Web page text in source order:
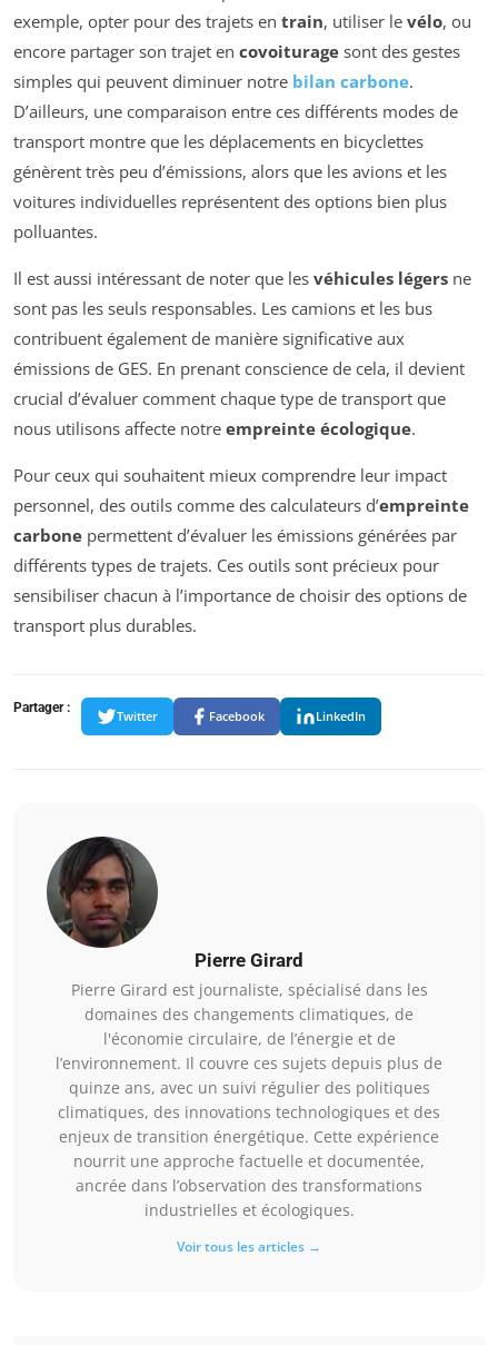
exemple, opter pour des trajets en train, utiliser le vélo, ou
encore partager son trajet en covoiturage sont des gestes
simples qui peuvent diminuer notre bilan carbone.
D’ailleurs, une comparaison entre ces différents modes de
transport montre que les déplacements en bicyclettes
génèrent très peu d’émissions, alors que les avions et les
voitures individuelles représentent des options bien plus
polluantes.
Il est aussi intéressant de noter que les véhicules légers ne
sont pas les seuls responsables. Les camions et les bus
contribuent également de manière significative aux
émissions de GES. En prenant conscience de cela, il devient
crucial d’évaluer comment chaque type de transport que
nous utilisons affecte notre empreinte écologique.
Pour ceux qui souhaitent mieux comprendre leur impact
personnel, des outils comme des calculateurs d’empreinte
carbone permettent d’évaluer les émissions générées par
différents types de trajets. Ces outils sont précieux pour
sensibiliser chacun à l’importance de choisir des options de
transport plus durables.
Partager :
Twitter Facebook LinkedIn
Pierre Girard
Pierre Girard est journaliste, spécialisé dans les
domaines des changements climatiques, de
l'économie circulaire, de l’énergie et de
l’environnement. Il couvre ces sujets depuis plus de
quinze ans, avec un suivi régulier des politiques
climatiques, des innovations technologiques et des
enjeux de transition énergétique. Cette expérience
nourrit une approche factuelle et documentée,
ancrée dans l’observation des transformations
industrielles et écologiques.
Voir tous les articles →